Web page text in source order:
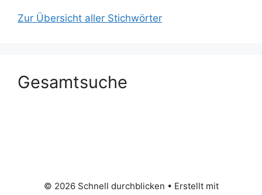
Zur Übersicht aller Stichwörter
Gesamtsuche
© 2026 Schnell durchblicken • Erstellt mit